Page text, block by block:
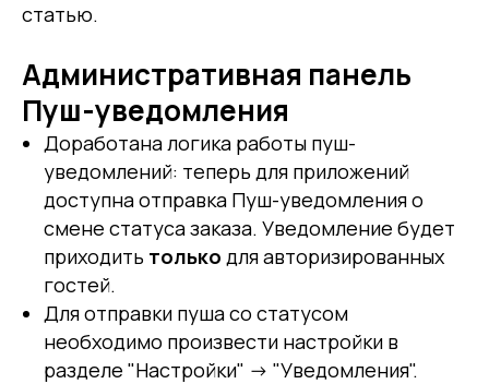
статью.
Административная панель
Пуш-уведомления
Доработана логика работы пуш-
уведомлений: теперь для приложений
доступна отправка Пуш-уведомления о
смене статуса заказа. Уведомление будет
приходить только для авторизированных
гостей.
Для отправки пуша со статусом
необходимо произвести настройки в
разделе "Настройки" -> "Уведомления".